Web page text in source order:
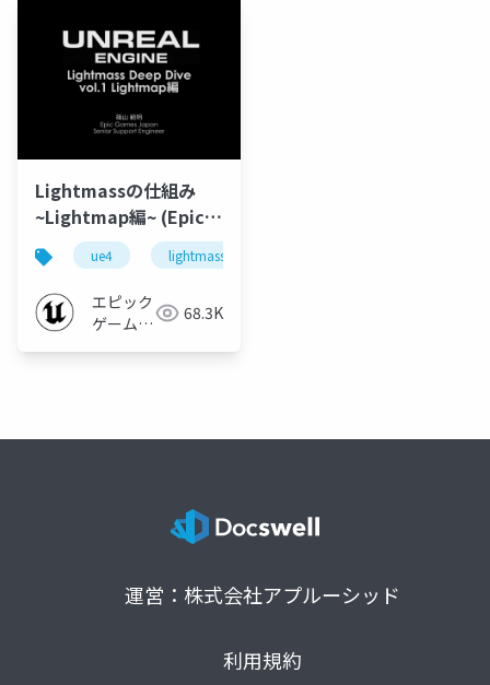
Lightmassの仕組み
~Lightmap編~ (Epic
Games Japan: 篠山範
明)
ue4 lightmass
エピック
ゲームズ
68.3K
運営：株式会社アプルーシッド
利用規約